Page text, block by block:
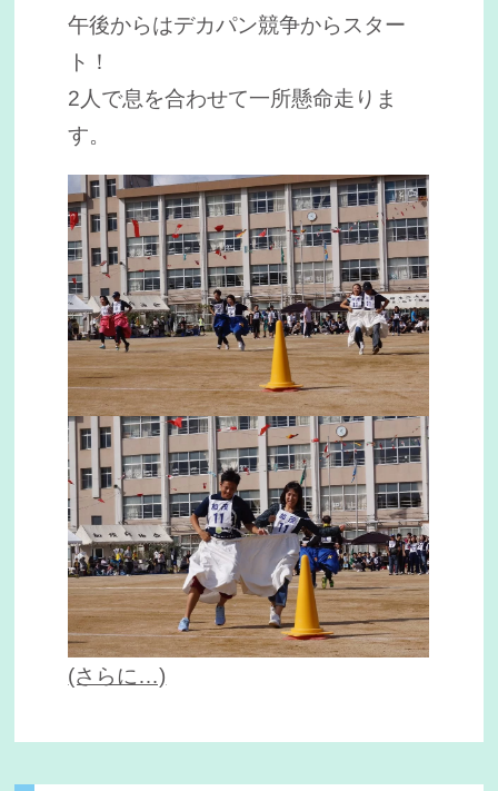
午後からはデカパン競争からスター
ト！
2人で息を合わせて一所懸命走りま
す。
(さらに…)